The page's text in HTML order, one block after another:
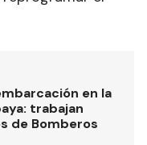
en la
trabajan
de Bomberos